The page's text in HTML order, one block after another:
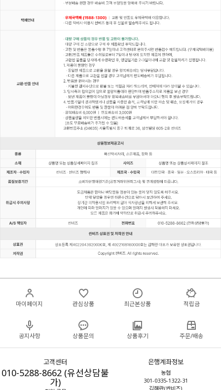
마이페이지 관심상품 최근본상품 적립금
공지사항 상품문의 상품후기 주문/배송
고객센터
010-5288-8662 (유선상담불
가)
은행계좌정보
농협
301-0335-1322-31
김해란(싼비즈)